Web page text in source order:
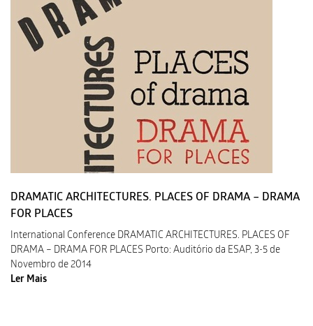
DRAMATIC ARCHITECTURES. PLACES OF DRAMA – DRAMA
FOR PLACES
International Conference DRAMATIC ARCHITECTURES. PLACES OF
DRAMA – DRAMA FOR PLACES Porto: Auditório da ESAP, 3-5 de
Novembro de 2014
Ler Mais